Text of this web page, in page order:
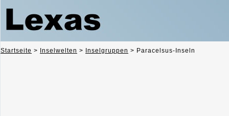
Startseite > Inselwelten > Inselgruppen > Paracelsus-Inseln